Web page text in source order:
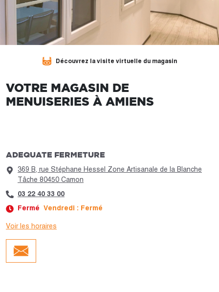
Découvrez la visite virtuelle du magasin
VOTRE MAGASIN DE
MENUISERIES À AMIENS
ADEQUATE FERMETURE
369 B, rue Stéphane Hessel Zone Artisanale de la Blanche
Tâche 80450 Camon
03 22 40 33 00
Fermé Vendredi : Fermé
Voir les horaires
Jour :
Lundi
Mardi